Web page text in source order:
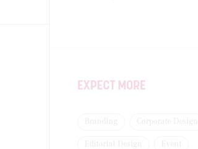
EXPECT MORE
Branding Corporate Design
Editorial Design